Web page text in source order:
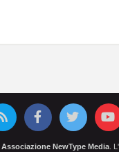
Associazione NewType Media.